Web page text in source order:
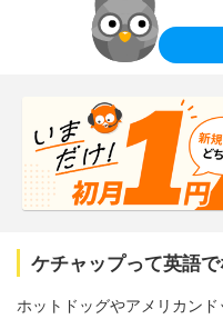
ケチャップって英語
ホットドッグやアメリカンド